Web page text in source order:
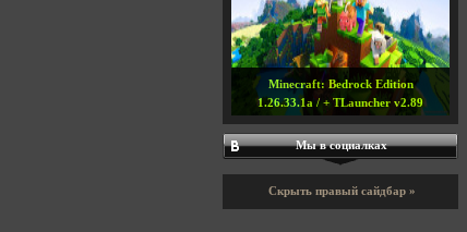
Minecraft: Bedrock Edition
1.26.33.1a / + TLauncher v2.89
Мы в социалках
Скрыть правый сайдбар »